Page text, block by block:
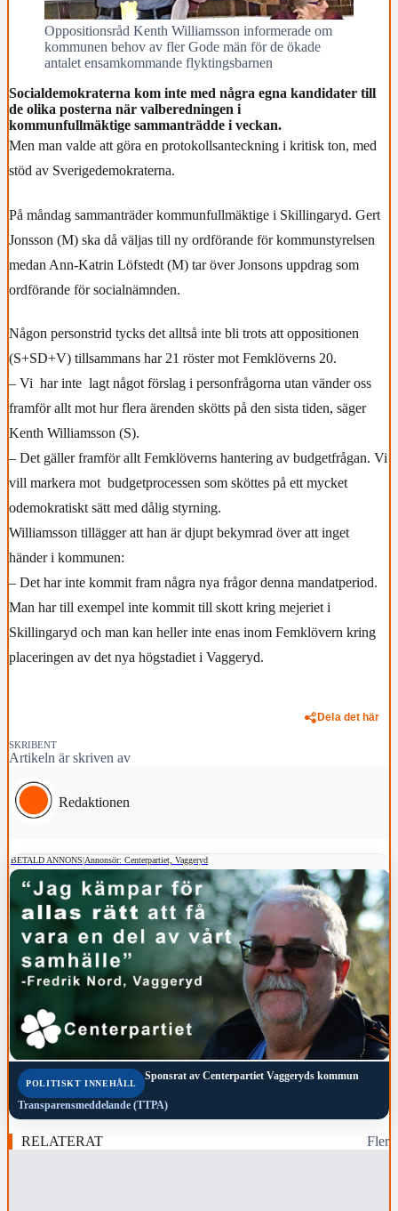
Oppositionsråd Kenth Williamsson informerade om
kommunen behov av fler Gode män för de ökade
antalet ensamkommande flyktingsbarnen
Socialdemokraterna kom inte med några egna kandidater till
de olika posterna när valberedningen i
kommunfullmäktige sammanträdde i veckan.
Men man valde att göra en protokollsanteckning i kritisk ton, med
stöd av Sverigedemokraterna.
På måndag sammanträder kommunfullmäktige i Skillingaryd. Gert
Jonsson (M) ska då väljas till ny ordförande för kommunstyrelsen
medan Ann-Katrin Löfstedt (M) tar över Jonsons uppdrag som
ordförande för socialnämnden.
Någon personstrid tycks det alltså inte bli trots att oppositionen
(S+SD+V) tillsammans har 21 röster mot Femklöverns 20.
– Vi har inte lagt något förslag i personfrågorna utan vänder oss
framför allt mot hur flera ärenden skötts på den sista tiden, säger
Kenth Williamsson (S).
– Det gäller framför allt Femklöverns hantering av budgetfrågan. Vi
vill markera mot budgetprocessen som sköttes på ett mycket
odemokratiskt sätt med dålig styrning.
Williamsson tillägger att han är djupt bekymrad över att inget
händer i kommunen:
– Det har inte kommit fram några nya frågor denna mandatperiod.
Man har till exempel inte kommit till skott kring mejeriet i
Skillingaryd och man kan heller inte enas inom Femklövern kring
placeringen av det nya högstadiet i Vaggeryd.
Dela det här
SKRIBENT
Artikeln är skriven av
Redaktionen
BETALD ANNONS|Annonsör: Centerpartiet, Vaggeryd
POLITISKT INNEHÅLL
Sponsrat av Centerpartiet Vaggeryds kommun
Transparensmeddelande (TTPA)
RELATERAT Fler